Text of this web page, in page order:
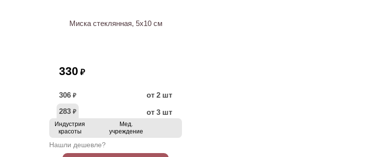
Миска стеклянная, 5х10 см
330 ₽
306 ₽
от 2 шт
283 ₽ от 3 шт
Индустрия
красоты
Мед.
учреждение
Нашли дешевле?